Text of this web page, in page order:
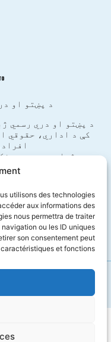
utilisons des technologies
aux informations des
nous permettra de traiter
navigation ou les ID uniques
son consentement peut
et fonctions.
د پښتو او
د پښتو او دري رسمي
کې د اداري، حقوقي
له
15 35 29
93400 Saint-Ouen-